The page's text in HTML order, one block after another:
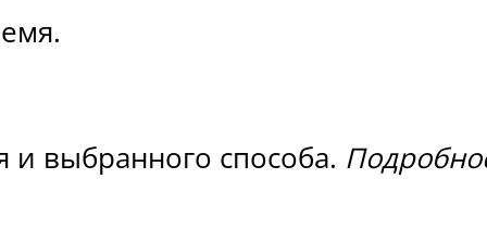
и выбранного способа.